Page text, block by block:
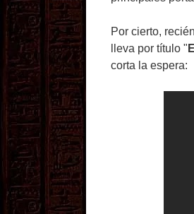
Por cierto,
lleva por título "
corta la espera: